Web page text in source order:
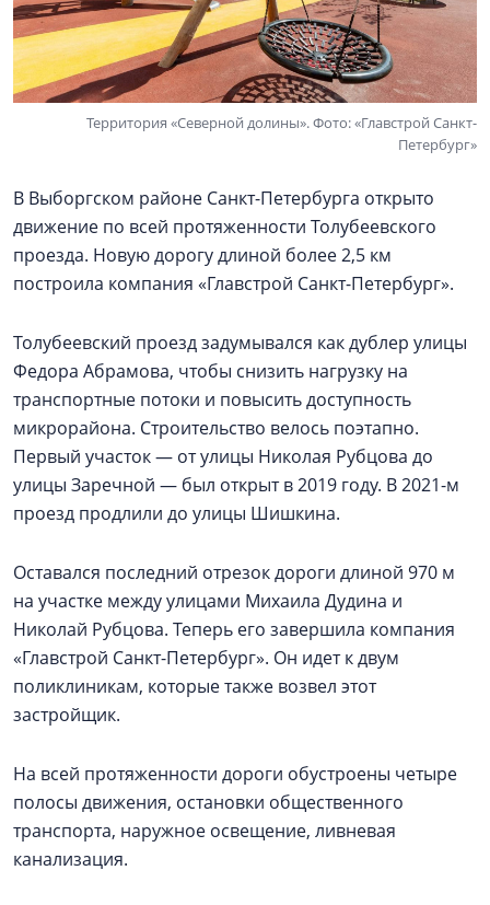
Территория «Северной долины». Фото: «Главстрой Санкт-
Петербург»
В Выборгском районе Санкт-Петербурга открыто
движение по всей протяженности Толубеевского
проезда. Новую дорогу длиной более 2,5 км
построила компания «Главстрой Санкт-Петербург».
Толубеевский проезд задумывался как дублер улицы
Федора Абрамова, чтобы снизить нагрузку на
транспортные потоки и повысить доступность
микрорайона. Строительство велось поэтапно.
Первый участок — от улицы Николая Рубцова до
улицы Заречной — был открыт в 2019 году. В 2021-м
проезд продлили до улицы Шишкина.
Оставался последний отрезок дороги длиной 970 м
на участке между улицами Михаила Дудина и
Николай Рубцова. Теперь его завершила компания
«Главстрой Санкт-Петербург». Он идет к двум
поликлиникам, которые также возвел этот
застройщик.
На всей протяженности дороги обустроены четыре
полосы движения, остановки общественного
транспорта, наружное освещение, ливневая
канализация.